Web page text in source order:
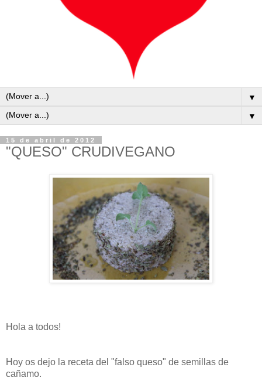
▼
▼
15 de abril de 2012
"QUESO" CRUDIVEGANO
Hola a todos!
Hoy os dejo la receta del "falso queso" de semillas de
cañamo.